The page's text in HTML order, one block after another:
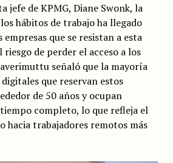
jefe de KPMG, Diane Swonk, la
hábitos de trabajo ha llegado
empresas que se resistan a esta
de perder el acceso a los
señaló que la mayoría
que reservan estos
de 50 años y ocupan
completo, lo que refleja el
hacia trabajadores remotos más